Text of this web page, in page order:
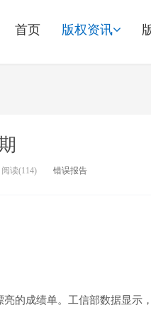
首页 版权资讯
阅读(114) 错误报告
的成绩单。工信部数据显示